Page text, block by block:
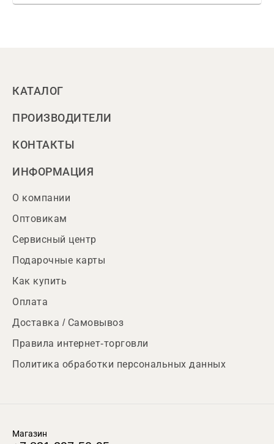
КАТАЛОГ
ПРОИЗВОДИТЕЛИ
КОНТАКТЫ
ИНФОРМАЦИЯ
О компании
Оптовикам
Сервисный центр
Подарочные карты
Как купить
Оплата
Доставка / Самовывоз
Правила интернет-торговли
Политика обработки персональных данных
Магазин